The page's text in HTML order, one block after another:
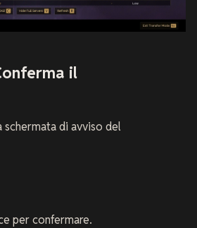
il
di avviso del
per confermare.